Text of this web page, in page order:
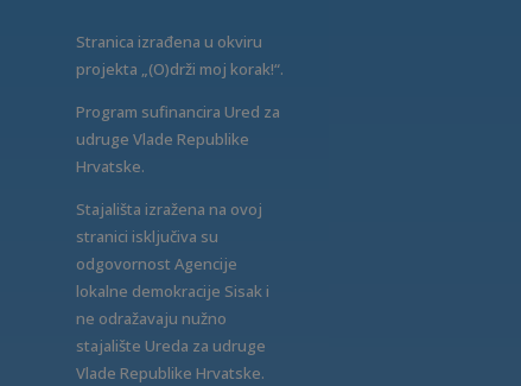
Stranica izrađena u okviru
projekta „(O)drži moj korak!“.
Program sufinancira Ured za
udruge Vlade Republike
Hrvatske.
Stajališta izražena na ovoj
stranici isključiva su
odgovornost Agencije
lokalne demokracije Sisak i
ne odražavaju nužno
stajalište Ureda za udruge
Vlade Republike Hrvatske.